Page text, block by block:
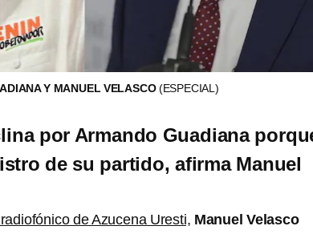
Y MANUEL VELASCO(ESPECIAL)
por Armando Guadiana
de su partido, afirma Manuel
de Azucena Uresti, Manuel Velasco